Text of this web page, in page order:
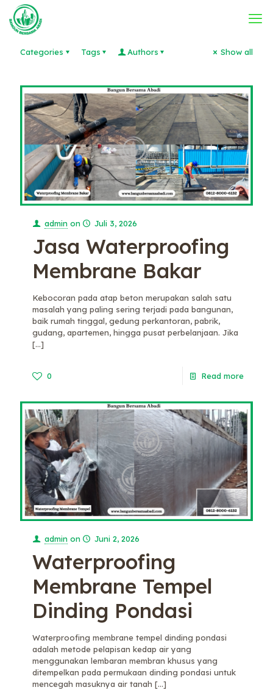
Categories Tags Authors Show all
admin on Juli 3, 2026
Jasa Waterproofing
Membrane Bakar
Kebocoran pada atap beton merupakan salah satu
masalah yang paling sering terjadi pada bangunan,
baik rumah tinggal, gedung perkantoran, pabrik,
gudang, apartemen, hingga pusat perbelanjaan. Jika
[…]
0 Read more
admin on Juni 2, 2026
Waterproofing
Membrane Tempel
Dinding Pondasi
Waterproofing membrane tempel dinding pondasi
adalah metode pelapisan kedap air yang
menggunakan lembaran membran khusus yang
ditempelkan pada permukaan dinding pondasi untuk
mencegah masuknya air tanah […]